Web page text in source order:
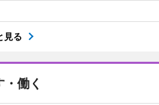
見る
・働く